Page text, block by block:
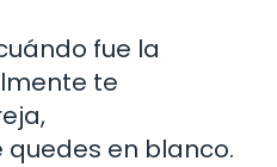
fue la
te
en blanco.